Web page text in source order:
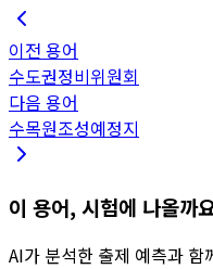
이전 용어
수도권정비위원회
다음 용어
수목원조성예정지
이 용어, 시험에 나올까
AI가 분석한 출제 예측과